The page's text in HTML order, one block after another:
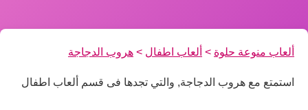
ألعاب منوعة حلوة > ألعاب اطفال > هروب الدجاجة
استمتع مع هروب الدجاجة, والتي تجدها فى قسم ألعاب اطفال